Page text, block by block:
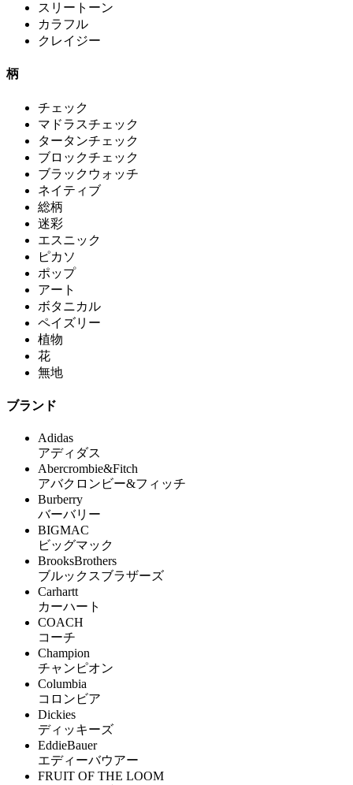
スリートーン
カラフル
クレイジー
柄
チェック
マドラスチェック
タータンチェック
ブロックチェック
ブラックウォッチ
ネイティブ
総柄
迷彩
エスニック
ピカソ
ポップ
アート
ボタニカル
ペイズリー
植物
花
無地
ブランド
Adidas
アディダス
Abercrombie&Fitch
アバクロンビー&フィッチ
Burberry
バーバリー
BIGMAC
ビッグマック
BrooksBrothers
ブルックスブラザーズ
Carhartt
カーハート
COACH
コーチ
Champion
チャンピオン
Columbia
コロンビア
Dickies
ディッキーズ
EddieBauer
エディーバウアー
FRUIT OF THE LOOM